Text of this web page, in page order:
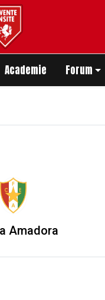
Academie Forum
Amadora